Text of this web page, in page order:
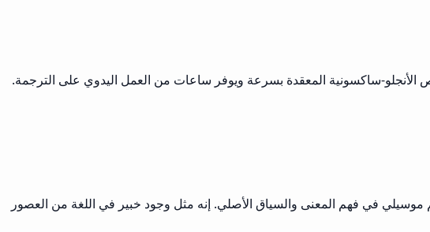
ساكسونية المعقدة بسرعة ويوفر ساعات من العمل اليدوي على الترجمة.
موسيلي في فهم المعنى والسياق الأصلي. إنه مثل وجود خبير في اللغة من العصور